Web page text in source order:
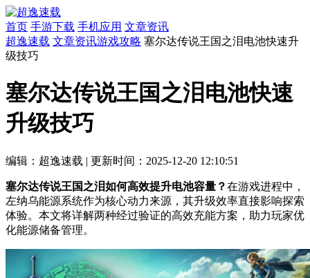
首页 手游下载 手机应用 文章资讯
超逸速载 文章资讯游戏攻略 塞尔达传说王国之泪电池快速升
级技巧
塞尔达传说王国之泪电池快速
升级技巧
编辑：超逸速载 | 更新时间：2025-12-20 12:10:51
塞尔达传说王国之泪如何高效提升电池容量？在游戏进程中，
左纳乌能源系统作为核心动力来源，其升级效率直接影响探索
体验。本文将详解两种经过验证的高效充能方案，助力玩家优
化能源储备管理。